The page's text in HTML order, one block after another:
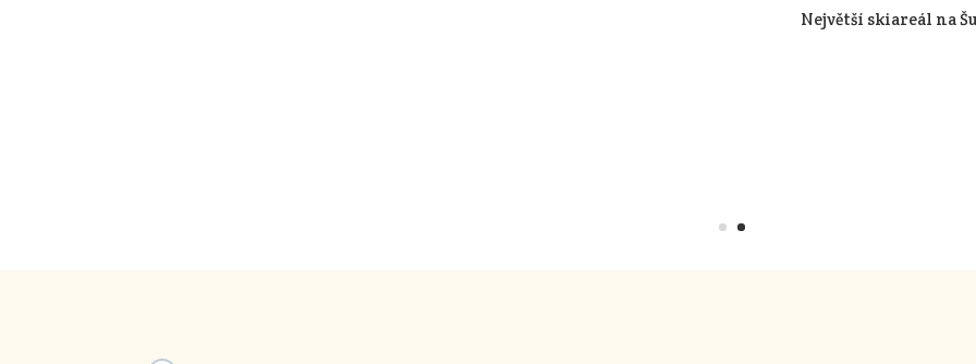
Největší skiareál na